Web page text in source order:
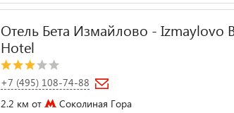
Отель Бета Измайлово - Izmaylovo
Hotel
+7 (495) 108-74-88
2.2 км от
Соколиная Гора